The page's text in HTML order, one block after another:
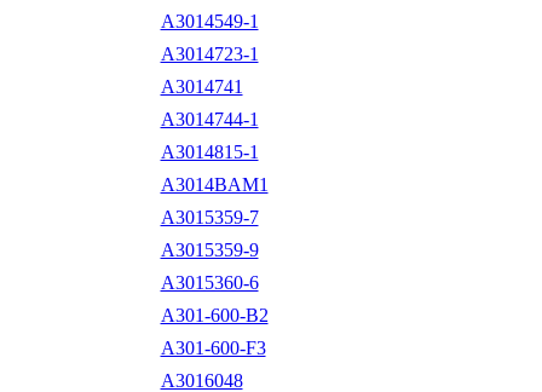
A3014549-1
A3014723-1
A3014741
A3014744-1
A3014815-1
A3014BAM1
A3015359-7
A3015359-9
A3015360-6
A301-600-B2
A301-600-F3
A3016048